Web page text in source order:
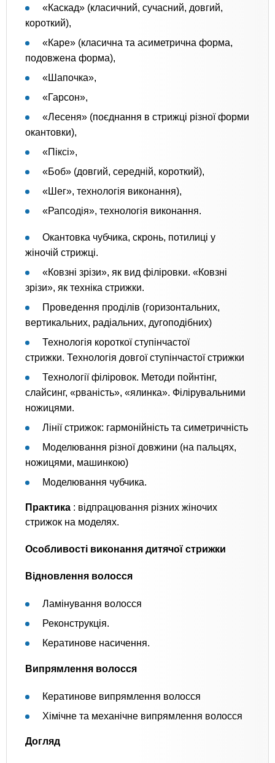
«Каскад» (класичний, сучасний, довгий,
короткий),
«Каре» (класична та асиметрична форма,
подовжена форма),
«Шапочка»,
«Гарсон»,
«Лесеня» (поєднання в стрижці різної форми
окантовки),
«Піксі»,
«Боб» (довгий, середній, короткий),
«Шег», технологія виконання),
«Рапсодія», технологія виконання.
Окантовка чубчика, скронь, потилиці у
жіночій стрижці.
«Ковзні зрізи», як вид філіровки. «Ковзні
зрізи», як техніка стрижки.
Проведення проділів (горизонтальних,
вертикальних, радіальних, дугоподібних)
Технологія короткої ступінчастої
стрижки. Технологія довгої ступінчастої стрижки
Технології філіровок. Методи пойнтінг,
слайсинг, «рваність», «ялинка». Філірувальними
ножицями.
Лінії стрижок: гармонійність та симетричність
Моделювання різної довжини (на пальцях,
ножицями, машинкою)
Моделювання чубчика.
Практика : відпрацювання різних жіночих
стрижок на моделях.
Особливості виконання дитячої стрижки
Відновлення волосся
Ламінування волосся
Реконструкція.
Кератинове насичення.
Випрямлення волосся
Кератинове випрямлення волосся
Хімічне та механічне випрямлення волосся
Догляд